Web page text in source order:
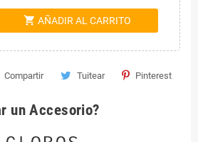
shopping_cart AÑADIR AL CARRITO
Compartir Tuitear Pinterest
un Accesorio?